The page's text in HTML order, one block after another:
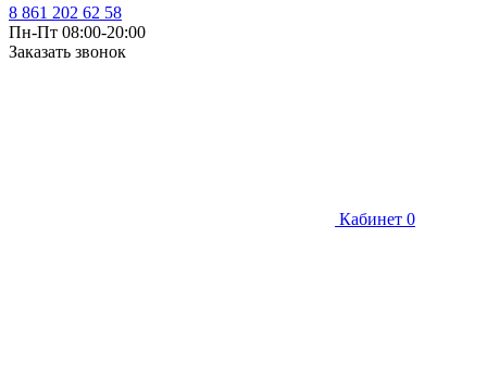
8 861 202 62 58
Пн-Пт 08:00-20:00
Заказать звонок
Кабинет 0